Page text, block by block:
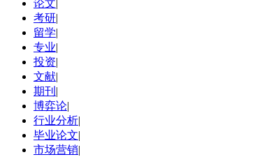
论文|
考研|
留学|
专业|
投资|
文献|
期刊 |
博弈论|
行业分析|
毕业论文|
市场营销|